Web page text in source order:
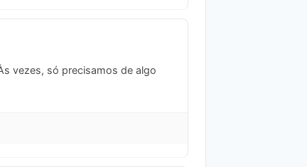
vezes, só precisamos de algo